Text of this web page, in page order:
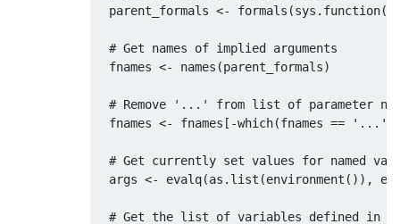
parent_formals <-
# Get names of implied arguments
  fnames <-
names (parent_formals)
# Remove '...' from list of parameter
  fnames <- fnames[-which(fnames ==
'...'
# Get currently set values for named
args <- evalq(as.list(environment()),
# Get the list of variables defined in